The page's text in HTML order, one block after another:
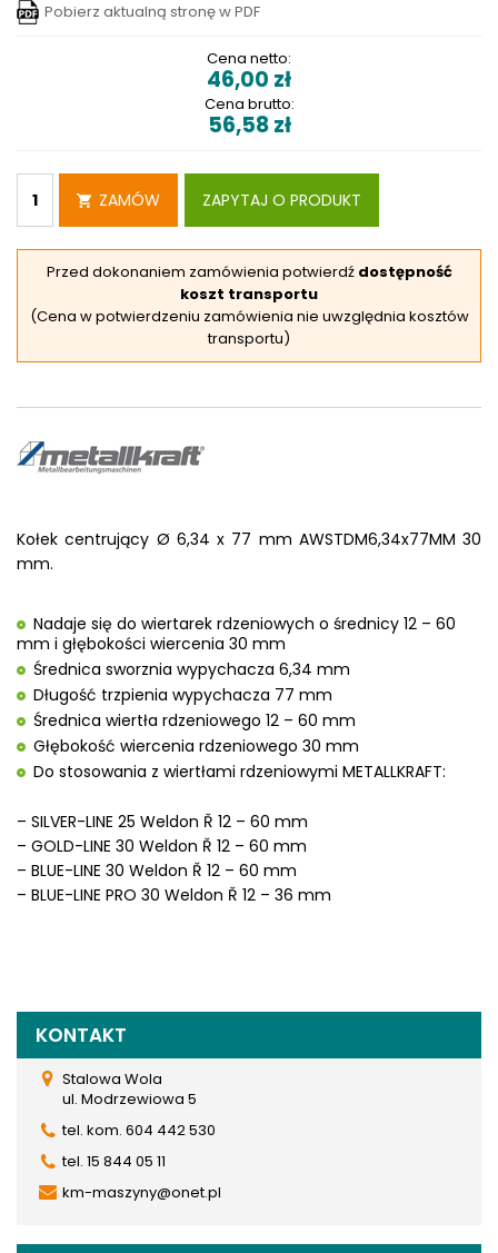
Pobierz aktualną stronę w PDF
Cena netto:
46,00 zł
Cena brutto:
56,58zł
ZAMÓW ZAPYTAJ O PRODUKT
Przed dokonaniem zamówienia potwierdź dostępność
koszt transportu
(Cena w potwierdzeniu zamówienia nie uwzględnia kosztów
transportu)
Kołek centrujący Ø 6,34 x 77 mm AWSTDM6,34x77MM 30
mm.
Nadaje się do wiertarek rdzeniowych o średnicy 12 – 60
mm i głębokości wiercenia 30 mm
Średnica sworznia wypychacza 6,34 mm
Długość trzpienia wypychacza 77 mm
Średnica wiertła rdzeniowego 12 – 60 mm
Głębokość wiercenia rdzeniowego 30 mm
Do stosowania z wiertłami rdzeniowymi METALLKRAFT:
– SILVER-LINE 25 Weldon Ř 12 – 60 mm
– GOLD-LINE 30 Weldon Ř 12 – 60 mm
– BLUE-LINE 30 Weldon Ř 12 – 60 mm
– BLUE-LINE PRO 30 Weldon Ř 12 – 36 mm
KONTAKT
Stalowa Wola
ul. Modrzewiowa 5
tel. kom. 604 442 530
tel. 15 844 05 11
km-maszyny@onet.pl